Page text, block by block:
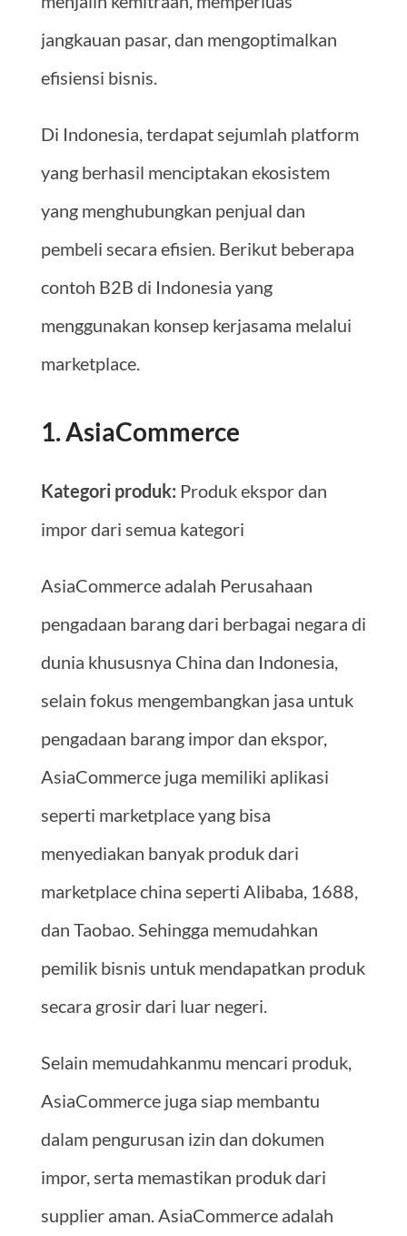
jangkauan pasar, dan mengoptimalkan
efisiensi bisnis.
Di Indonesia, terdapat sejumlah platform
yang berhasil menciptakan ekosistem
yang menghubungkan penjual dan
pembeli secara efisien. Berikut beberapa
contoh B2B di Indonesia yang
menggunakan konsep kerjasama melalui
marketplace.
1. AsiaCommerce
Kategori produk: Produk ekspor dan
impor dari semua kategori
AsiaCommerce adalah Perusahaan
pengadaan barang dari berbagai negara di
dunia khususnya China dan Indonesia,
selain fokus mengembangkan jasa untuk
pengadaan barang impor dan ekspor,
AsiaCommerce juga memiliki aplikasi
seperti marketplace yang bisa
menyediakan banyak produk dari
marketplace china seperti Alibaba, 1688,
dan Taobao. Sehingga memudahkan
pemilik bisnis untuk mendapatkan produk
secara grosir dari luar negeri.
Selain memudahkanmu mencari produk,
AsiaCommerce juga siap membantu
dalam pengurusan izin dan dokumen
impor, serta memastikan produk dari
supplier aman. AsiaCommerce adalah